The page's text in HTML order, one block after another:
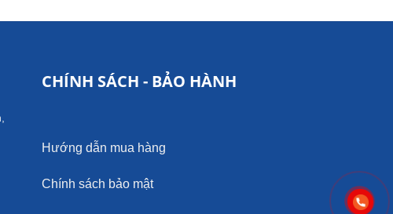
CHÍNH SÁCH - BẢO HÀNH
Hướng dẫn mua hàng
Chính sách bảo mật